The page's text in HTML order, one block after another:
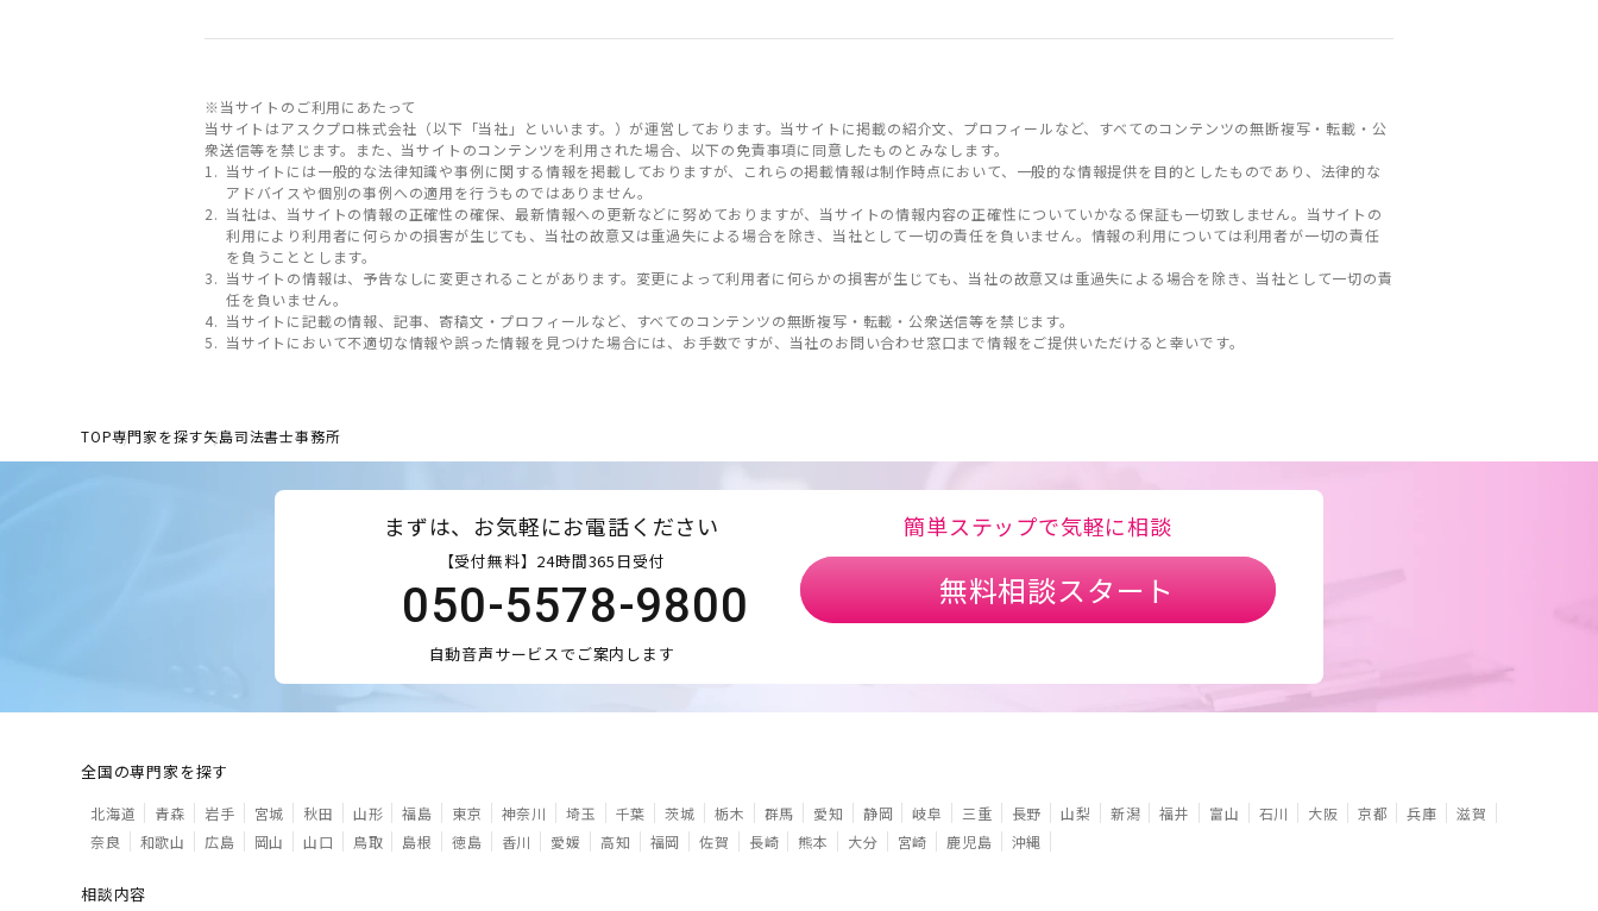
※当サイトのご利用にあたって
当サイトはアスクプロ株式会社（以下「当社」といいます。）が運営しております。当サイトに掲載の紹介文、プロフィールなど、すべてのコンテンツの無断複写・転載・公
衆送信等を禁じます。また、当サイトのコンテンツを利用された場合、以下の免責事項に同意したものとみなします。
当サイトには一般的な法律知識や事例に関する情報を掲載しておりますが、これらの掲載情報は制作時点において、一般的な情報提供を目的としたものであり、法律的な
アドバイスや個別の事例への適用を行うものではありません。
当社は、当サイトの情報の正確性の確保、最新情報への更新などに努めておりますが、当サイトの情報内容の正確性についていかなる保証も一切致しません。当サイトの
利用により利用者に何らかの損害が生じても、当社の故意又は重過失による場合を除き、当社として一切の責任を負いません。情報の利用については利用者が一切の責任
を負うこととします。
当サイトの情報は、予告なしに変更されることがあります。変更によって利用者に何らかの損害が生じても、当社の故意又は重過失による場合を除き、当社として一切の責
任を負いません。
当サイトに記載の情報、記事、寄稿文・プロフィールなど、すべてのコンテンツの無断複写・転載・公衆送信等を禁じます。
当サイトにおいて不適切な情報や誤った情報を見つけた場合には、お手数ですが、当社のお問い合わせ窓口まで情報をご提供いただけると幸いです。
TOP専門家を探す矢島司法書士事務所
まずは、お気軽にお電話ください
【受付無料】24時間365日受付
050-5578-9800
自動音声サービスでご案内します
簡単ステップで気軽に相談
無料相談スタート
全国の専門家を探す
北海道 青森 岩手 宮城 秋田 山形 福島 東京 神奈川 埼玉 千葉 茨城 栃木 群馬 愛知 静岡 岐阜 三重 長野 山梨 新潟 福井 富山 石川 大阪 京都 兵庫
滋賀
奈良
和歌山 広島 岡山 山口 鳥取 島根 徳島 香川 愛媛 高知 福岡 佐賀 長崎 熊本 大分 宮崎 鹿児島 沖縄
相談内容